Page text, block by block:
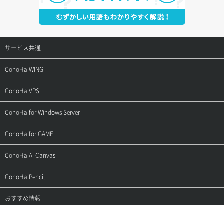
サービス共通
サポートトップ
ご契約・お支払い
用語集
お問い合わせ
ConoHa WING
サポートトップ
ご利用ガイド
お乗り換えガイド
よくある質問
ConoHa VPS
サポートトップ
ご利用ガイド
APIドキュメントVPS2.0
APIドキュメントVPS3.0
ConoHa for Windows Server
サポートトップ
ご利用ガイド
APIドキュメントVPS2.0
ConoHa for GAME
サポートトップ
ご利用ガイド
ConoHa AI Canvas
サポートトップ
ご利用ガイド
ConoHa Pencil
サポートトップ
おすすめ情報